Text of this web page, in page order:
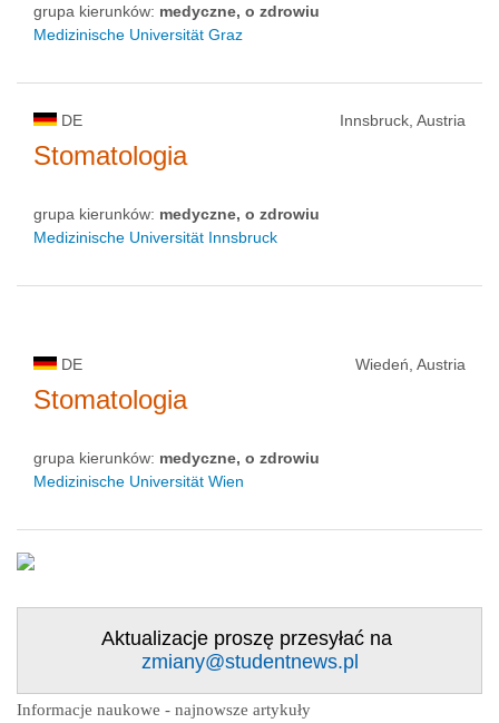
grupa kierunków: medyczne, o zdrowiu
Medizinische Universität Graz
DE Innsbruck, Austria
Stomatologia
grupa kierunków: medyczne, o zdrowiu
Medizinische Universität Innsbruck
DE Wiedeń, Austria
Stomatologia
grupa kierunków: medyczne, o zdrowiu
Medizinische Universität Wien
Aktualizacje proszę przesyłać na
zmiany@studentnews.pl
Informacje naukowe - najnowsze artykuły